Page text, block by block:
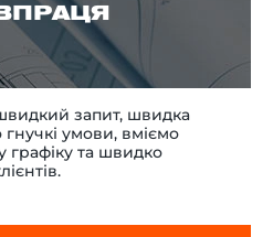
запит, швидка
умови, вміємо
графіку та швидко